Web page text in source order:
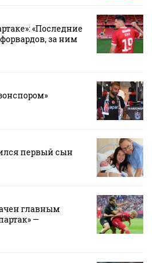
«Последние
за ним
первый сын
главным
—